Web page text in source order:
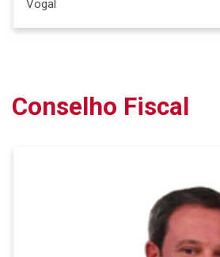
Vogal
Conselho Fiscal